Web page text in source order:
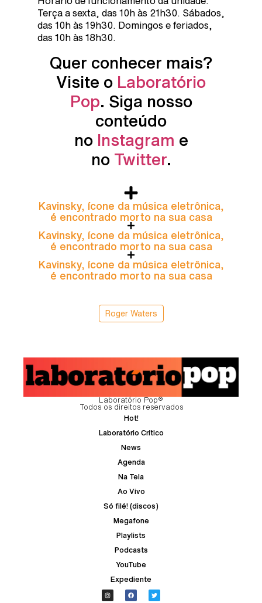
Terça a sexta, das 10h às 21h30. Sábados,
das 10h às 19h30. Domingos e feriados,
das 10h às 18h30.
Quer conhecer mais?
Visite o Laboratório
Pop. Siga nosso
conteúdo
no Instagram e
no Twitter.
Kavinsky, ícone da música eletrônica,
é encontrado morto na sua casa
Kavinsky, ícone da música eletrônica,
é encontrado morto na sua casa
Kavinsky, ícone da música eletrônica,
é encontrado morto na sua casa
Roger Waters
Laboratório Pop®
Todos os direitos reservados
Hot!
Laboratório Crítico
News
Agenda
Na Tela
Ao Vivo
Só filé! (discos)
Megafone
Playlists
Podcasts
YouTube
Expediente